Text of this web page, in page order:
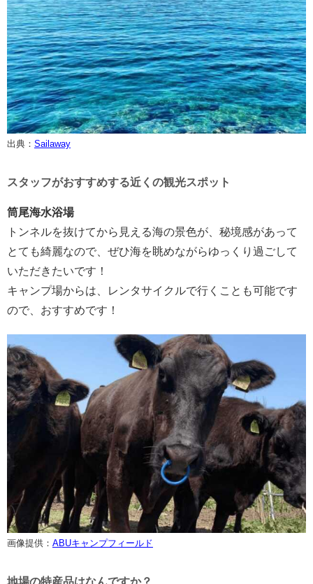
出典： Sailaway
スタッフがおすすめする近くの観光スポット
筒尾海水浴場
トンネルを抜けてから見える海の景色が、秘境感があって
とても綺麗なので、ぜひ海を眺めながらゆっくり過ごして
いただきたいです！
キャンプ場からは、レンタサイクルで行くことも可能です
ので、おすすめです！
画像提供： ABUキャンプフィールド
地場の特産品はなんですか？